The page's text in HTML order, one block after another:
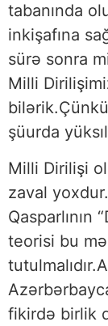
tabanında
inkişafına
sürə sonra
Milli
şüurda
Milli Dirilişi
zaval
Qasparlının
teorisi bu
fikirdə birlik